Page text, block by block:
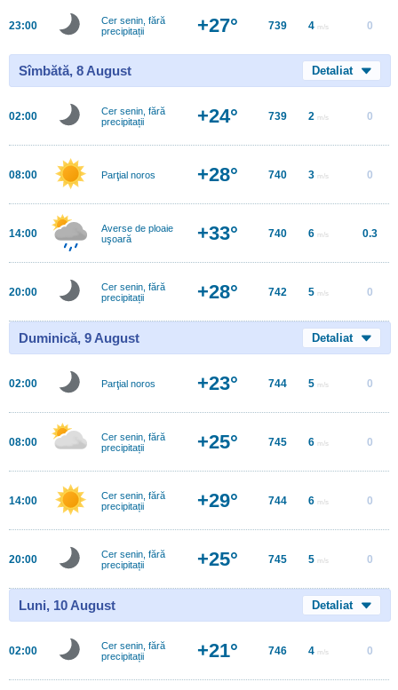
23:00
Cer senin, fără
precipitații
+27° 739 4 m/s 0
Sîmbătă, 8 August Detaliat
02:00
Cer senin, fără
precipitații
+24° 739 2 m/s 0
08:00 Parţial noros +28° 740 3 m/s 0
14:00
Averse de ploaie
uşoară
+33° 740 6 m/s 0.3
20:00
Cer senin, fără
precipitații
+28° 742 5 m/s 0
Duminică, 9 August Detaliat
02:00 Parţial noros +23° 744 5 m/s 0
08:00
Cer senin, fără
precipitații
+25° 745 6 m/s 0
14:00
Cer senin, fără
precipitații
+29° 744 6 m/s 0
20:00
Cer senin, fără
precipitații
+25° 745 5 m/s 0
Luni, 10 August Detaliat
02:00
Cer senin, fără
precipitații
+21° 746 4 m/s 0